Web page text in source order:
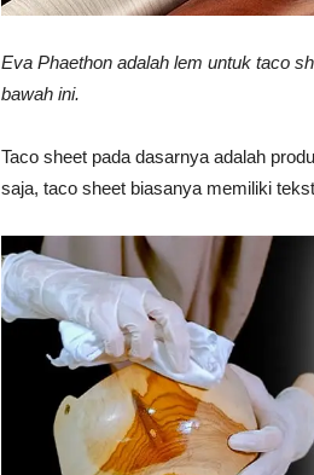
&
Eva Phaethon adalah lem untuk taco
bawah ini.
Taco sheet pada dasarnya adalah
saja, taco sheet biasanya memiliki